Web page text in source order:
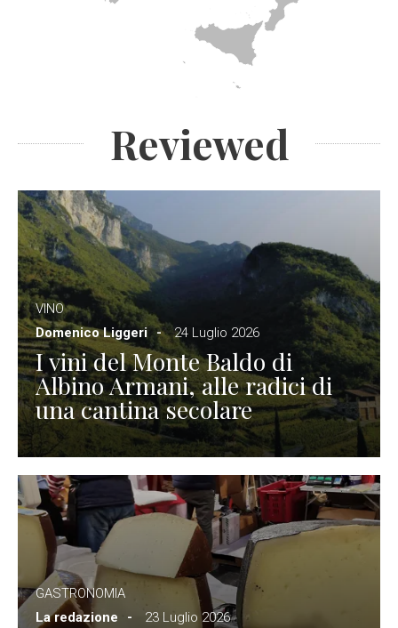
Reviewed
VINO
Domenico Liggeri
24 Luglio 2026
I vini del Monte Baldo di
Albino Armani, alle radici di
una cantina secolare
GASTRONOMIA
La redazione
23 Luglio 2026